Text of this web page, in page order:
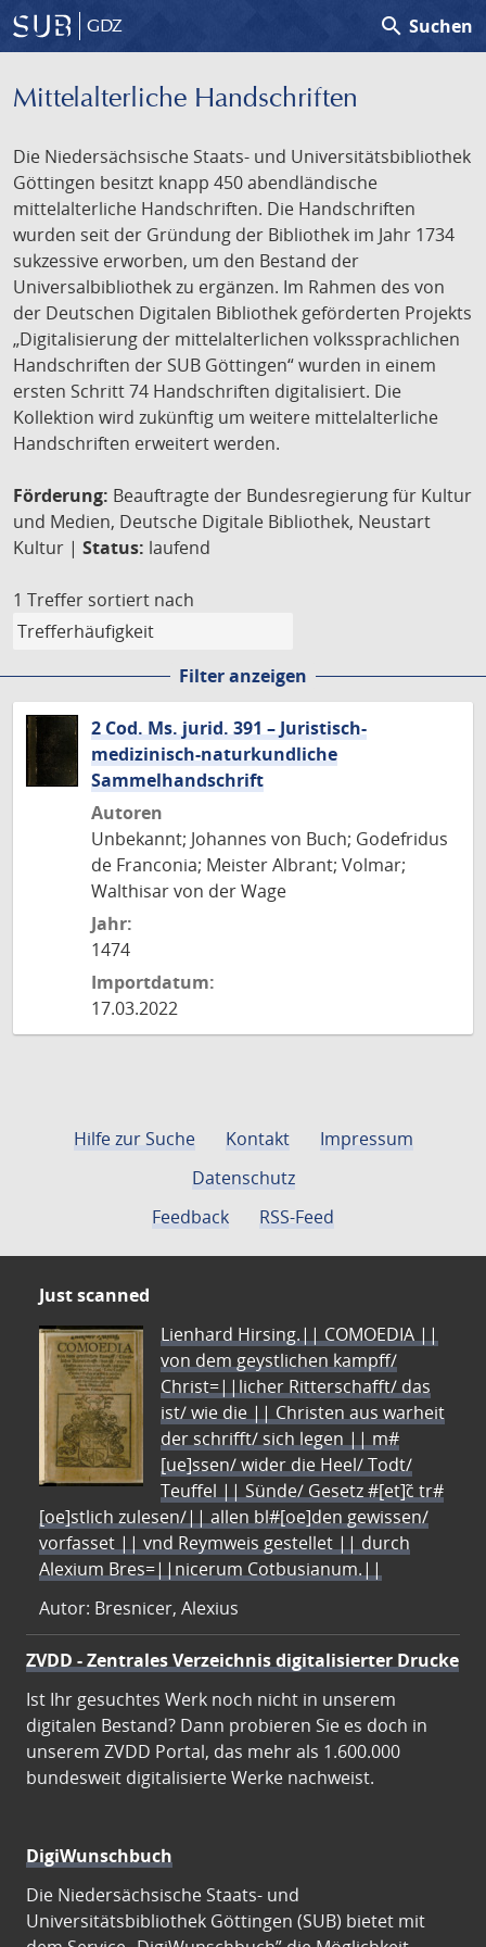
GDZ search Suchen
Mittelalterliche Handschriften
Die Niedersächsische Staats- und Universitätsbibliothek
Göttingen besitzt knapp 450 abendländische
mittelalterliche Handschriften. Die Handschriften
wurden seit der Gründung der Bibliothek im Jahr 1734
sukzessive erworben, um den Bestand der
Universalbibliothek zu ergänzen. Im Rahmen des von
der Deutschen Digitalen Bibliothek geförderten Projekts
„Digitalisierung der mittelalterlichen volkssprachlichen
Handschriften der SUB Göttingen“ wurden in einem
ersten Schritt 74 Handschriften digitalisiert. Die
Kollektion wird zukünftig um weitere mittelalterliche
Handschriften erweitert werden.
Förderung: Beauftragte der Bundesregierung für Kultur
und Medien, Deutsche Digitale Bibliothek, Neustart
Kultur | Status: laufend
1 Treffer sortiert nach
Filter anzeigen
2 Cod. Ms. jurid. 391 – Juristisch-
medizinisch-naturkundliche
Sammelhandschrift
Autoren
Unbekannt; Johannes von Buch; Godefridus
de Franconia; Meister Albrant; Volmar;
Walthisar von der Wage
Jahr:
1474
Importdatum:
17.03.2022
Hilfe zur Suche Kontakt
Impressum
Datenschutz
Feedback
RSS-Feed
Just scanned
Lienhard Hirsing.|| COMOEDIA ||
von dem geystlichen kampff/
Christ=||licher Ritterschafft/ das
ist/ wie die || Christen aus warheit
der schrifft/ sich legen || m#
[ue]ssen/ wider die Heel/ Todt/
Teuffel || Sünde/ Gesetz #[et]c̃ tr#
[oe]stlich zulesen/|| allen bl#[oe]den gewissen/
vorfasset || vnd Reymweis gestellet || durch
Alexium Bres=||nicerum Cotbusianum.||
Autor: Bresnicer, Alexius
ZVDD - Zentrales Verzeichnis digitalisierter Drucke
Ist Ihr gesuchtes Werk noch nicht in unserem
digitalen Bestand? Dann probieren Sie es doch in
unserem ZVDD Portal, das mehr als 1.600.000
bundesweit digitalisierte Werke nachweist.
DigiWunschbuch
Die Niedersächsische Staats- und
Universitätsbibliothek Göttingen (SUB) bietet mit